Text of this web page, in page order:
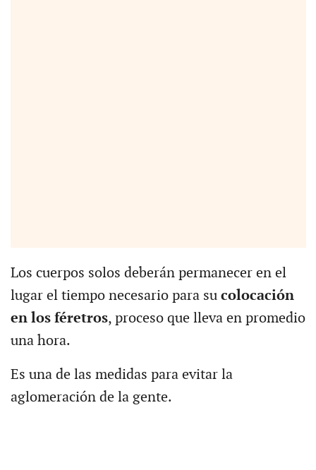
Los cuerpos solos deberán permanecer en el
lugar el tiempo necesario para sucolocación
en los féretros, proceso que lleva en promedio
una hora.
Es una de las medidas para evitar la
aglomeración de la gente.